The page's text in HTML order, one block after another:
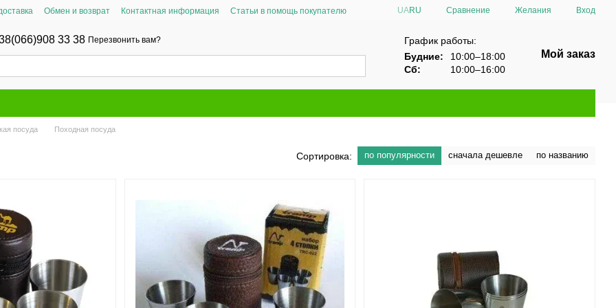
Обмен и возврат Контактная информация
Статьи в помощь покупателю
UARU Сравнение Желания Вход
33 38 Перезвонить вам?
График работы:
Будние:
10:00–18:00
Сб:
10:00–16:00
Мой заказ
посуда Походная посуда
Сортировка: по популярности сначала дешевле по названию